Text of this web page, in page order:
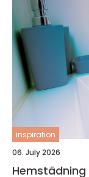
inspiration
06. July 2026